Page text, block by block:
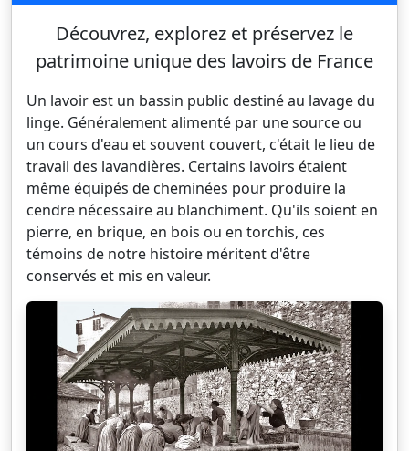
Découvrez, explorez et préservez le
patrimoine unique des lavoirs de France
Un lavoir est un bassin public destiné au lavage du
linge. Généralement alimenté par une source ou
un cours d'eau et souvent couvert, c'était le lieu de
travail des lavandières. Certains lavoirs étaient
même équipés de cheminées pour produire la
cendre nécessaire au blanchiment. Qu'ils soient en
pierre, en brique, en bois ou en torchis, ces
témoins de notre histoire méritent d'être
conservés et mis en valeur.